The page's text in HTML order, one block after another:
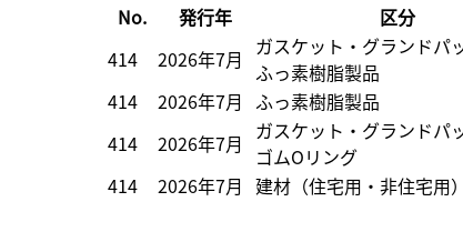
No. 発行年 区分
414
2026年7月
ガスケット・グランドパ
ふっ素樹脂製品
414
2026年7月 ふっ素樹脂製品
414
2026年7月
ガスケット・グランドパ
ゴムOリング
414
2026年7月 建材（住宅用・非住宅用）